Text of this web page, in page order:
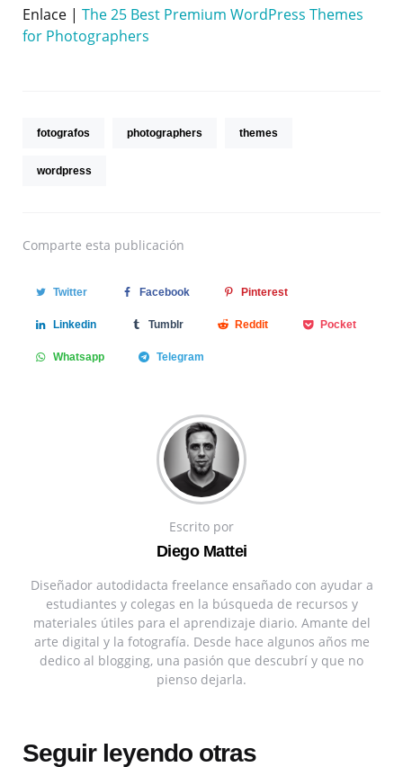
Enlace | The 25 Best Premium WordPress Themes
for Photographers
fotografos photographers themes
wordpress
Comparte esta publicación
Twitter Facebook Pinterest
Linkedin Tumblr Reddit Pocket
Whatsapp Telegram
Escrito por
Diego Mattei
Diseñador autodidacta freelance ensañado con ayudar a
estudiantes y colegas en la búsqueda de recursos y
materiales útiles para el aprendizaje diario. Amante del
arte digital y la fotografía. Desde hace algunos años me
dedico al blogging, una pasión que descubrí y que no
pienso dejarla.
Seguir leyendo otras